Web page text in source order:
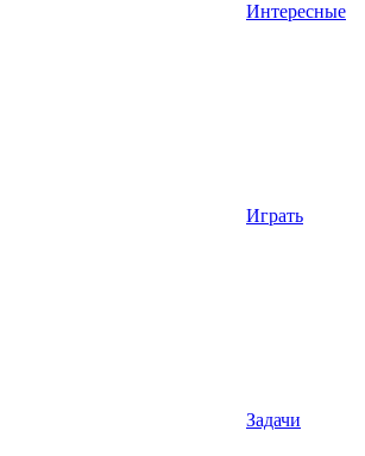
Интересные
Играть
Задачи